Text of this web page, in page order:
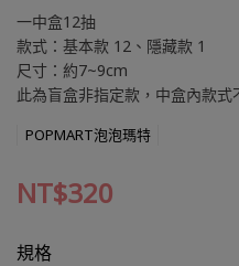
一中盒12抽
款式：基本款 12、隱藏款 1
尺寸：約7~9cm
此為盲盒非指定款，中盒內款式
POPMART泡泡瑪特
NT$320
規格